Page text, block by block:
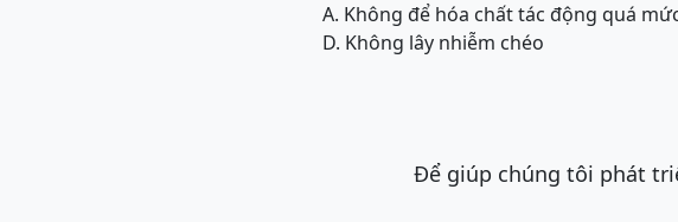
A. Không để hóa chất tác động quá
D. Không lây nhiễm chéo
Để giúp chúng tôi phát